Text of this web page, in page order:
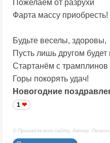
Пожелаем от разрухи
Фарта массу приобресть!
Будьте веселы, здоровы,
Пусть лишь другом будет
Стартанём с
Горы покорять удач!
Новогодние
1
© Принадлежит сайту. Автор: